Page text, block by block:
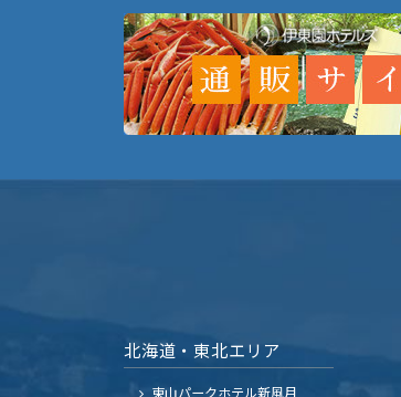
北海道・東北エリア
東山パークホテル新風月